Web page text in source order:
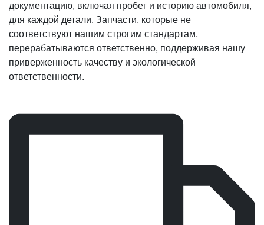
документацию, включая пробег и историю автомобиля,
для каждой детали. Запчасти, которые не
соответствуют нашим строгим стандартам,
перерабатываются ответственно, поддерживая нашу
приверженность качеству и экологической
ответственности.